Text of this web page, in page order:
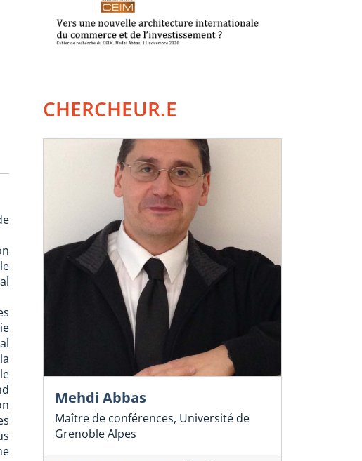
CHERCHEUR.E
Mehdi Abbas
Maître de conférences, Université de
Grenoble Alpes